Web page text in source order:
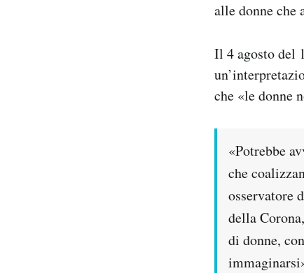
alle donne
Il 4 agosto del
che «le donne
«Potrebbe
che
osservatore
della
di donne,